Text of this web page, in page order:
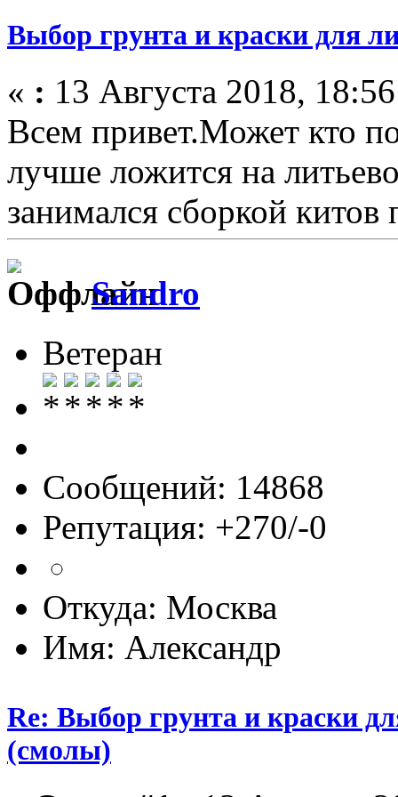
Выбор грунта и краски для
« : 13 Августа 2018,
Всем привет.Может кто
лучше ложится на
занимался сборкой китов
Sandro
Ветеран
Сообщений: 14868
Репутация: +270/-0
Откуда: Москва
Имя: Александр
Re: Выбор грунта и краски
(смолы)